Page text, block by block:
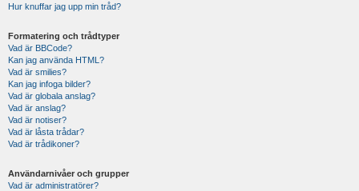
Hur knuffar jag upp min tråd?
Formatering och trådtyper
Vad är BBCode?
Kan jag använda HTML?
Vad är smilies?
Kan jag infoga bilder?
Vad är globala anslag?
Vad är anslag?
Vad är notiser?
Vad är låsta trådar?
Vad är trådikoner?
Användarnivåer och grupper
Vad är administratörer?